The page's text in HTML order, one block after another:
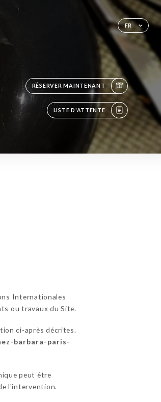
FR
RÉSERVER MAINTENANT
LISTE D'ATTENTE
Internationales
ou travaux du Site.
ci-après décrites.
barbara-paris-
peut être
l'intervention.